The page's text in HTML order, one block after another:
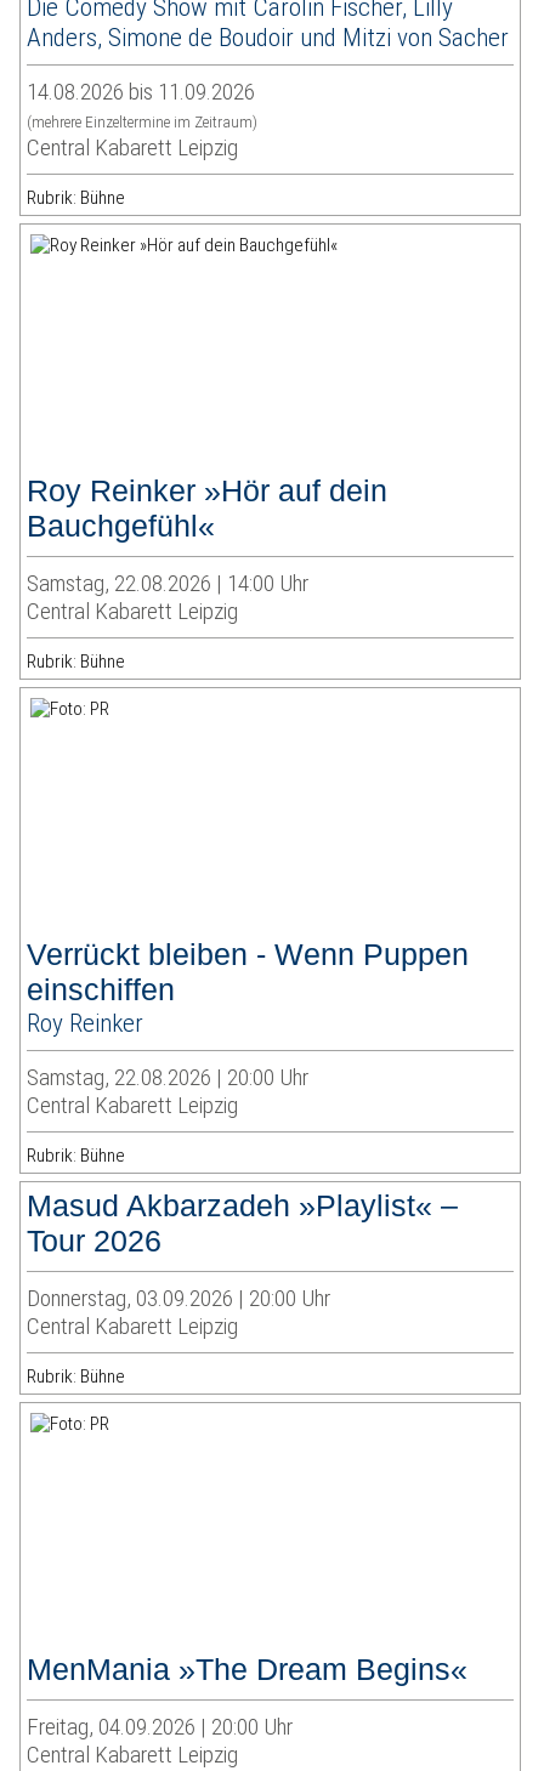
Die Comedy Show mit Carolin Fischer, Lilly
Anders, Simone de Boudoir und Mitzi von Sacher
14.08.2026 bis 11.09.2026
(mehrere Einzeltermine im Zeitraum)
Central Kabarett Leipzig
Rubrik: Bühne
Roy Reinker »Hör auf dein
Bauchgefühl«
Samstag, 22.08.2026 | 14:00 Uhr
Central Kabarett Leipzig
Rubrik: Bühne
Verrückt bleiben - Wenn Puppen
einschiffen
Roy Reinker
Samstag, 22.08.2026 | 20:00 Uhr
Central Kabarett Leipzig
Rubrik: Bühne
Masud Akbarzadeh »Playlist« –
Tour 2026
Donnerstag, 03.09.2026 | 20:00 Uhr
Central Kabarett Leipzig
Rubrik: Bühne
MenMania »The Dream Begins«
Freitag, 04.09.2026 | 20:00 Uhr
Central Kabarett Leipzig